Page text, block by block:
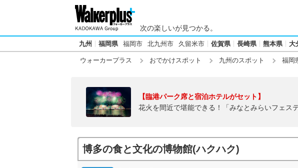
次の楽しいが見つかる。
九州 福岡県 福岡市 北九州市 久留米市 佐賀県 長崎県 熊本県 大
ウォーカープラス おでかけスポット 九州のスポット 福岡
【臨港パーク席と宿泊ホテルがセット】
花火を間近で堪能できる！「みなとみらいフェス
博多の食と文化の博物館(ハクハク)